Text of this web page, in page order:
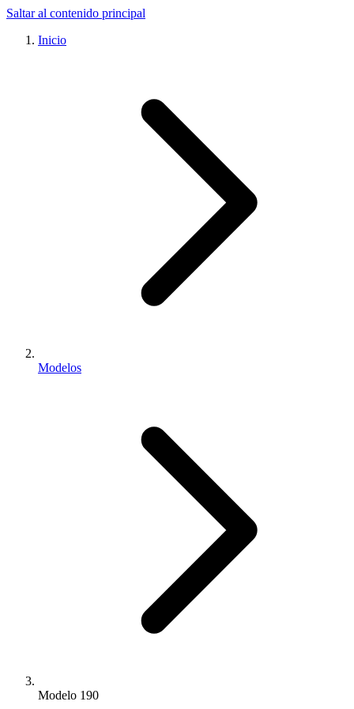
Saltar al contenido principal
Inicio
Modelos
Modelo 190